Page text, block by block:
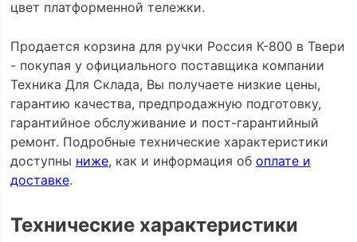
цвет платформенной тележки.
Продается корзина для ручки Россия К-800 в Твери
- покупая у официального поставщика компании
Техника Для Склада, Вы получаете низкие цены,
гарантию качества, предпродажную подготовку,
гарантийное обслуживание и пост-гарантийный
ремонт. Подробные технические характеристики
доступны ниже, как и информация об оплате и
доставке.
Технические характеристики